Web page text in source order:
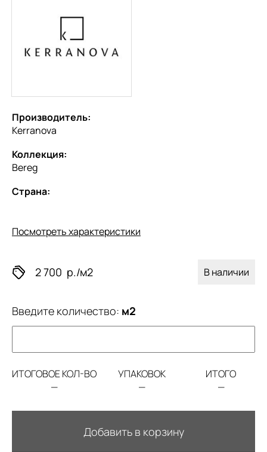
Производитель:
Kerranova
Коллекция:
Bereg
Страна:
Посмотреть характеристики
2 700 р./м2 В наличии
Введите количество: м2
ИТОГОВОЕ КОЛ-ВО
—
УПАКОВОК
—
ИТОГО
—
Добавить в корзину